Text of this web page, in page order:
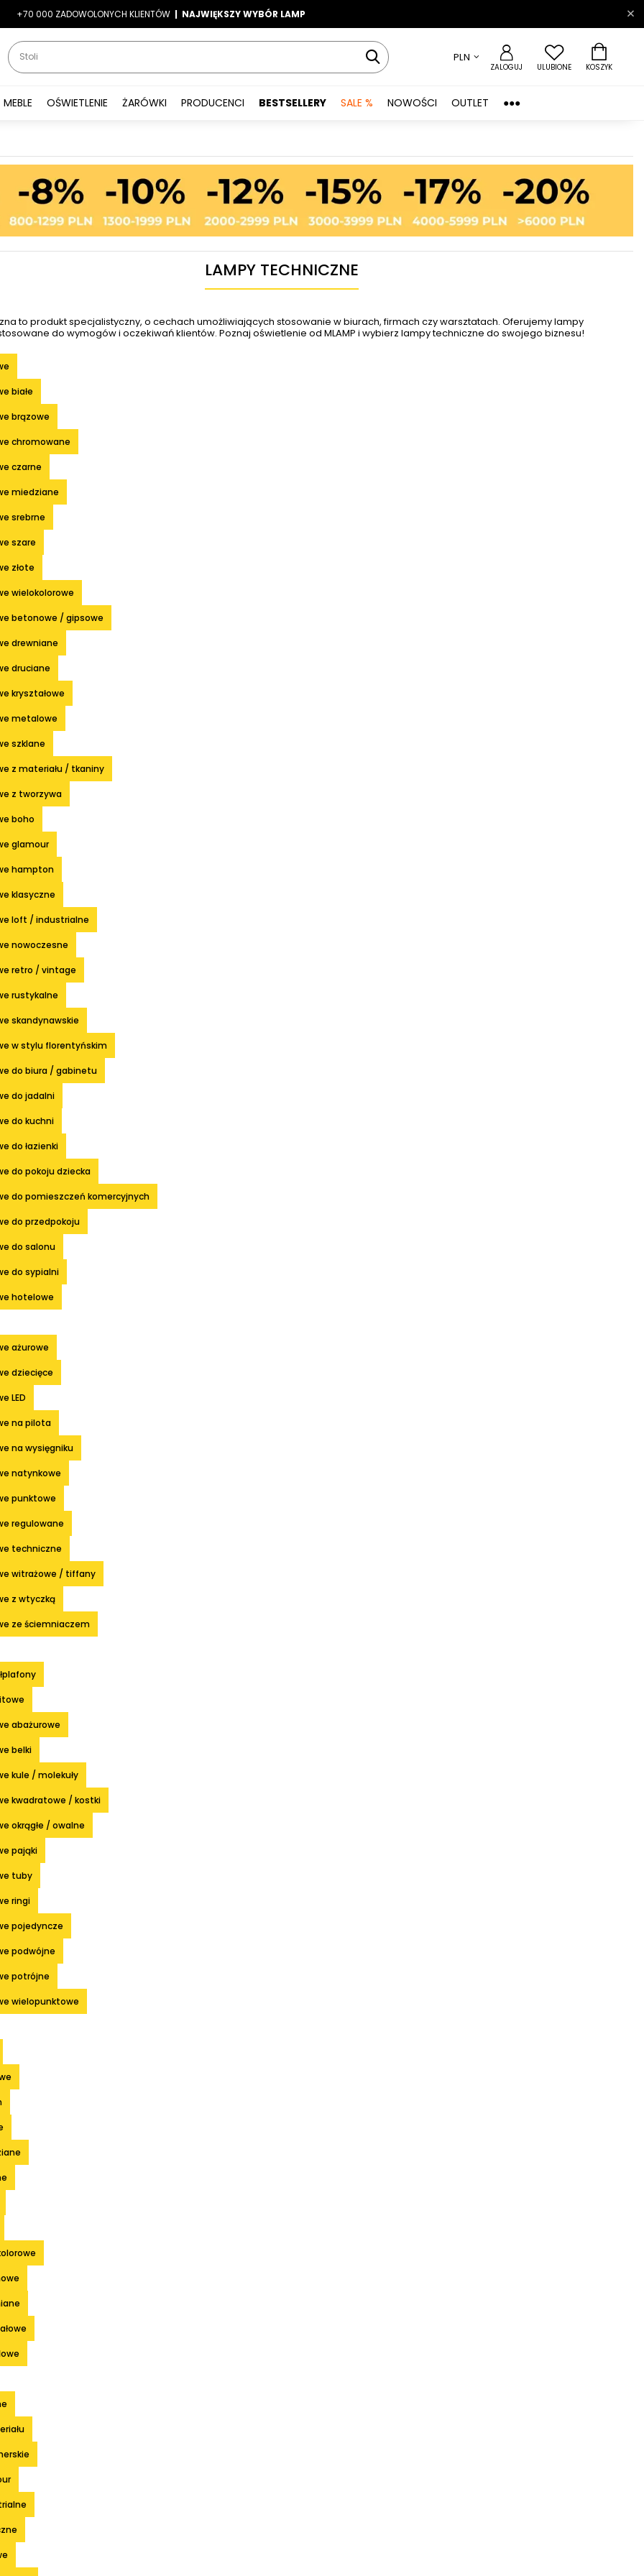
-7% LATO7
+70 000 ZADOWOLONYCH KLIENTÓW | NAJWIĘKSZY WYBÓR LAMP
| |
PLN
ZALOGUJ ULUBIONE KOSZYK
MEBLE OŚWIETLENIE ŻARÓWKI PRODUCENCI BESTSELLERY SALE % NOWOŚCI OUTLET ●●●
LAMPY TECHNICZNE
to produkt specjalistyczny, o cechach umożliwiających stosowanie w biurach, firmach czy warsztatach. Oferujemy lampy
do wymogów i oczekiwań klientów. Poznaj oświetlenie od MLAMP i wybierz lampy techniczne do swojego biznesu!
białe
brązowe
chromowane
czarne
miedziane
srebrne
szare
złote
wielokolorowe
betonowe / gipsowe
drewniane
druciane
kryształowe
metalowe
szklane
z materiału / tkaniny
z tworzywa
boho
glamour
hampton
klasyczne
loft / industrialne
nowoczesne
retro / vintage
rustykalne
skandynawskie
w stylu florentyńskim
do biura / gabinetu
do jadalni
do kuchni
do łazienki
do pokoju dziecka
do pomieszczeń komercyjnych
do przedpokoju
do salonu
do sypialni
hotelowe
ażurowe
dziecięce
LED
na pilota
na wysięgniku
natynkowe
punktowe
regulowane
techniczne
witrażowe / tiffany
z wtyczką
ze ściemniaczem
abażurowe
belki
kule / molekuły
kwadratowe / kostki
okrągłe / owalne
pająki
tuby
ringi
pojedyncze
podwójne
potrójne
wielopunktowe